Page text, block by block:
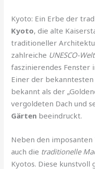
Kyoto: Ein Erbe der
Kyoto, die alte
traditioneller
zahlreiche UNESCO-
faszinierendes Fenster
Einer der
bekannt als der
vergoldeten Dach und
Gärten beeindruckt.
Neben den
auch die traditionelle
Kyotos. Diese